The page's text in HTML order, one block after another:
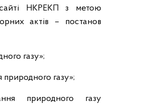
НКРЕКП з метою
актів – постанов
газу»;
газу»;
природного газу